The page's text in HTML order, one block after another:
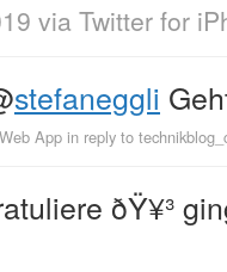
via Twitter for
stefaneggli
App in reply to
ðŸ¥³